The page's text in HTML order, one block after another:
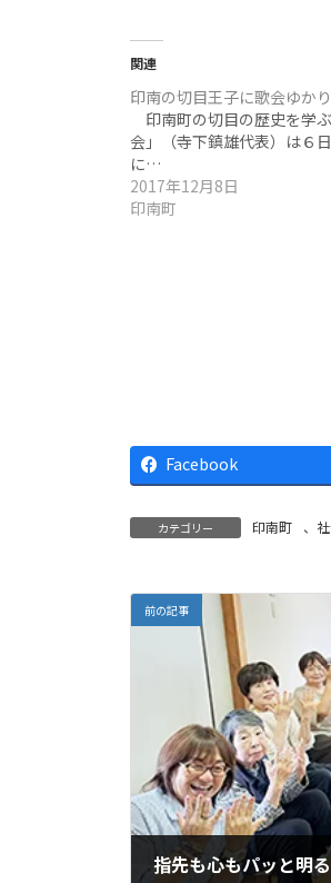
関連
印南の切目王子に歌会ゆか
印南町の切目の歴史を学
会」（寺下鎮雄代表）は６
に…
2017年12月8日
印南町
Facebook
カテゴリー 印南町 、
前の記事
指先も心もパッと明